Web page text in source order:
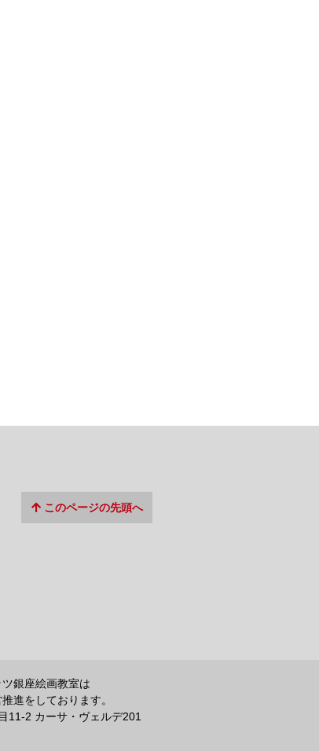
このページの先頭へ
銀座絵画教室は
進をしております。
11-2 カーサ・ヴェルデ201